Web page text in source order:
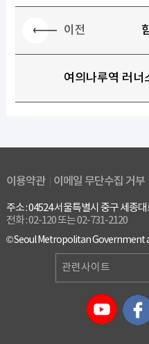
이전
여의나루역 러너
이용약관 이메일 무단수집 거부
주소 : 04524 서울특별시 중구 세종대
전화 : 02-120 또는 02-731-2120
© Seoul Metropolitan Government
관련사이트